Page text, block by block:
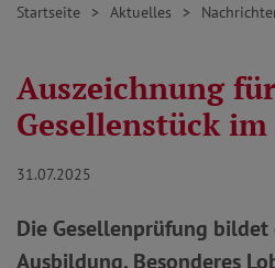
Startseite Aktuelles
Auszeichnung für
Gesellenstück
31.07.2025
Die Gesellenprüfung bildet
Ausbildung. Besonderes